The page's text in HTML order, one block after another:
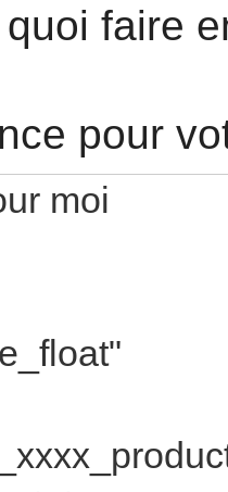
quoi faire
pour
moi